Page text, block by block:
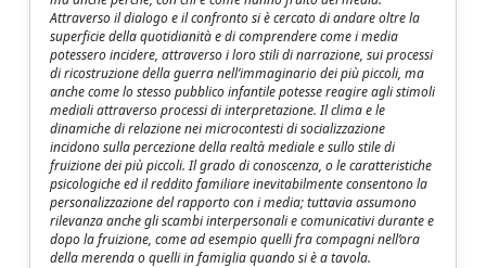
Attraverso il dialogo e il confronto si è cercato di andare oltre la
superficie della quotidianità e di comprendere come i media
potessero incidere, attraverso i loro stili di narrazione, sui processi
di ricostruzione della guerra nell’immaginario dei più piccoli, ma
anche come lo stesso pubblico infantile potesse reagire agli stimoli
mediali attraverso processi di interpretazione. Il clima e le
dinamiche di relazione nei microcontesti di socializzazione
incidono sulla percezione della realtà mediale e sullo stile di
fruizione dei più piccoli. Il grado di conoscenza, o le caratteristiche
psicologiche ed il reddito familiare inevitabilmente consentono la
personalizzazione del rapporto con i media; tuttavia assumono
rilevanza anche gli scambi interpersonali e comunicativi durante e
dopo la fruizione, come ad esempio quelli fra compagni nell’ora
della merenda o quelli in famiglia quando si è a tavola.